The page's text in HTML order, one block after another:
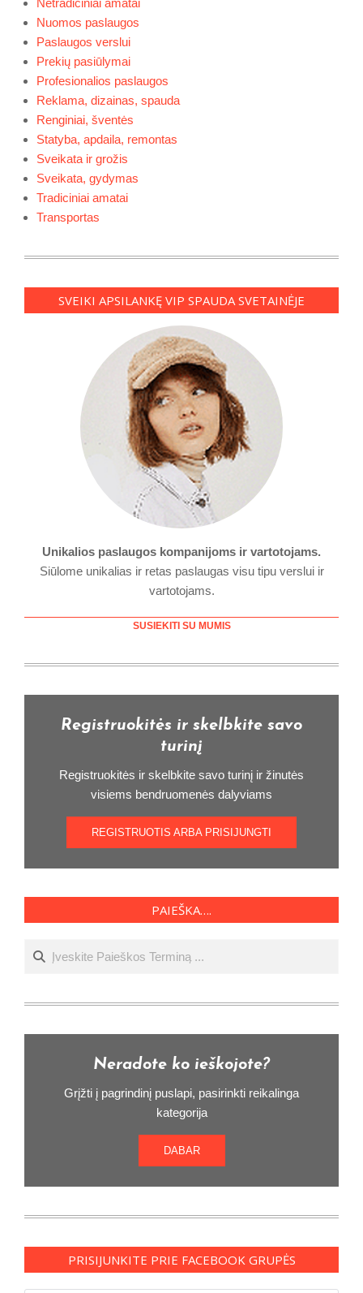
Nuomos paslaugos
Paslaugos verslui
Prekių pasiūlymai
Profesionalios paslaugos
Reklama, dizainas, spauda
Renginiai, šventės
Statyba, apdaila, remontas
Sveikata ir grožis
Sveikata, gydymas
Tradiciniai amatai
Transportas
SVEIKI APSILANKĘ VIP SPAUDA SVETAINĖJE
Unikalios paslaugos kompanijoms ir vartotojams.
Siūlome unikalias ir retas paslaugas visu tipu verslui ir
vartotojams.
SUSIEKITI SU MUMIS
Registruokitės ir skelbkite savo
turinį
Registruokitės ir skelbkite savo turinį ir žinutės
visiems bendruomenės dalyviams
REGISTRUOTIS ARBA PRISIJUNGTI
PAIEŠKA….
Ieškoti
Neradote ko ieškojote?
Grįžti į pagrindinį puslapi, pasirinkti reikalinga
kategorija
DABAR
PRISIJUNKITE PRIE FACEBOOK GRUPĖS